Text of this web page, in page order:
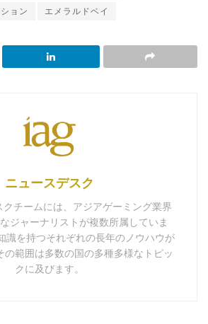
ョン
エメラルドベイ
ニュースデスク
クチームには、アジアゲーミング業界
ジャーナリストが複数所属していま
識を持つそれぞれの長年のノウハウが
の範囲は多数の国の多種多様なトピッ
クに及びます。